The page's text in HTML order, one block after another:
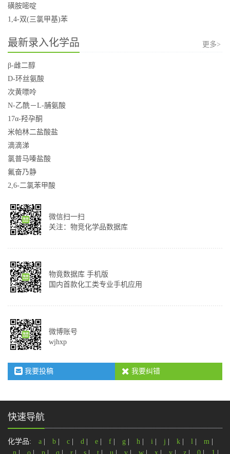
磺胺嘧啶
1,4-双(三氯甲基)苯
最新录入化学品 更多>
β-雌二醇
D-环丝氨酸
次黄嘌呤
N-乙酰－L-脯氨酸
17α-羟孕酮
米帕林二盐酸盐
滴滴涕
氯普马嗪盐酸
氟奋乃静
2,6-二氯苯甲酸
微信扫一扫
关注：物竞化学品数据库
物竟数据库 手机版
国内首款化工类专业手机应用
微博账号
wjhxp
我要投稿 我要纠错
快速导航
化学品: a b c d e f g h i j k l m